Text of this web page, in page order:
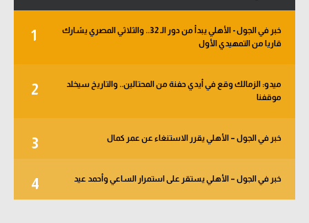
1
خبر في الجول - الأهلي يبدأ من دور الـ 32.. والثلاثي المصري يشارك
قاريا من التمهيدي الأول
2
ميدو: الزمالك وقع في أيدي حفنة من المحتالين.. والتاريخ سيخلد
موقفنا
3 خبر في الجول – الأهلي يقرر الاستنغاء عن عمر كمال
4 خبر في الجول – الأهلي يستقر على استمرار الساعي وأحمد عيد